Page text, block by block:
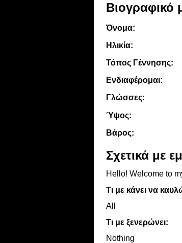
Βιογραφικό
Όνομα:
Ηλικία:
Τόπος Γέννησης:
Ενδιαφέρομαι:
Γλώσσες:
Ύψος:
Βάρος:
Σχετικά με
Hello! Welcome to
Τι με κάνει να
All
Τι με ξενερώνει:
Nothing